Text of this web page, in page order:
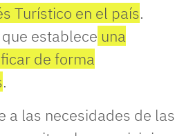
Turístico en el país.
establece una
de forma
.
a las necesidades de las